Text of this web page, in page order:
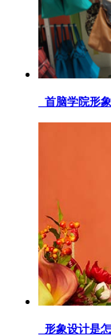
首脑学院形
形象设计是